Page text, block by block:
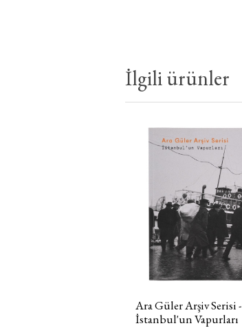
İlgili ürünler
Ara Güler Arşiv Serisi -
İstanbul'un Vapurları